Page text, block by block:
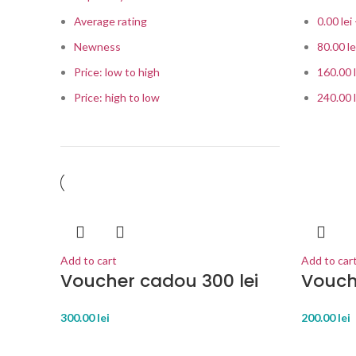
Average rating
Newness
Price: low to high
Price: high to low
0.00lei
80.00
160.00
240.00
Add to cart
Voucher cadou 300 lei
300.00lei
Add to
200.00lei